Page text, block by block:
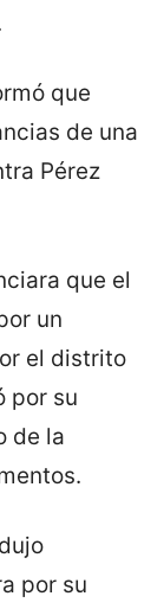
que
de una
Pérez
que el
un
el distrito
por su
de la
por su